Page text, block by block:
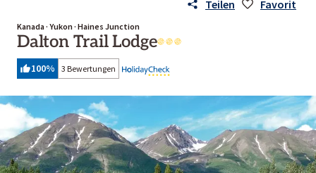
Teilen Favorit
Kanada · Yukon · Haines Junction
Dalton Trail Lodge
100% 3 Bewertungen